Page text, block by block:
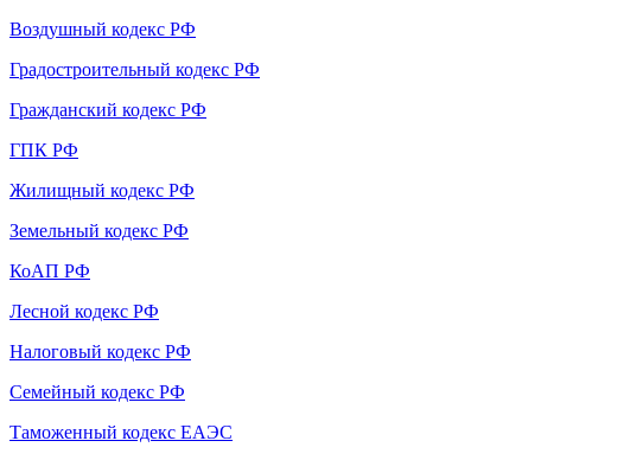
Воздушный кодекс РФ
Градостроительный кодекс РФ
Гражданский кодекс РФ
ГПК РФ
Жилищный кодекс РФ
Земельный кодекс РФ
КоАП РФ
Лесной кодекс РФ
Налоговый кодекс РФ
Семейный кодекс РФ
Таможенный кодекс ЕАЭС